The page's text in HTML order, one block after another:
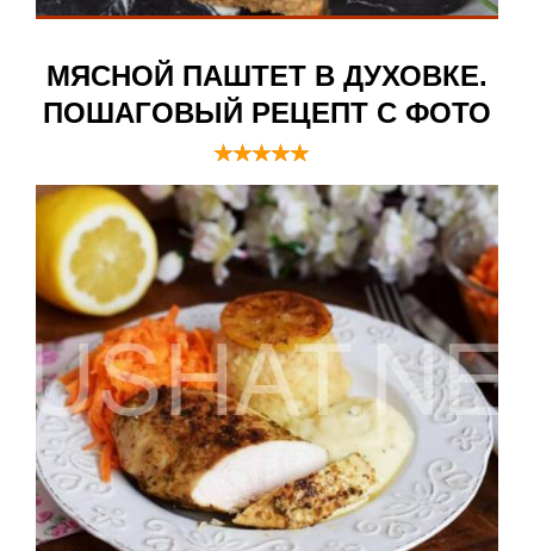
МЯСНОЙ ПАШТЕТ В ДУХОВКЕ.
ПОШАГОВЫЙ РЕЦЕПТ С ФОТО